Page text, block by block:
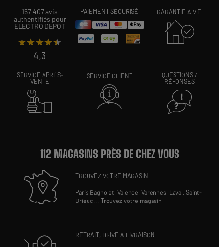
157 407 avis
authentifiés pour
ELECTRO DEPOT
★★★★★
★★★★★
4,3
PAIEMENT SÉCURISÉ GARANTIE À VIE
SERVICE APRÈS-
VENTE
SERVICE CLIENT
QUESTIONS /
RÉPONSES
112 MAGASINS PRÈS DE CHEZ VOUS
TROUVEZ VOTRE MAGASIN
Paris Bagnolet,Valence,Varennes, Laval,Saint-
Brieuc...Trouvez votre magasin
RETRAIT, DRIVE & LIVRAISON